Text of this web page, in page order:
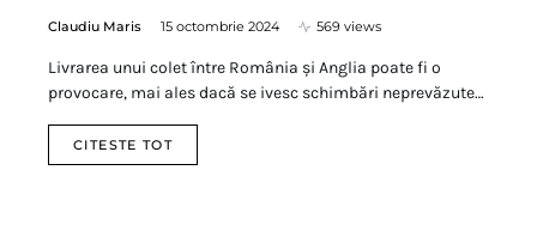
Claudiu Maris 15 octombrie 2024 569 views
Livrarea unui colet între România și Anglia poate fi o
provocare, mai ales dacă se ivesc schimbări neprevăzute…
CITESTE TOT